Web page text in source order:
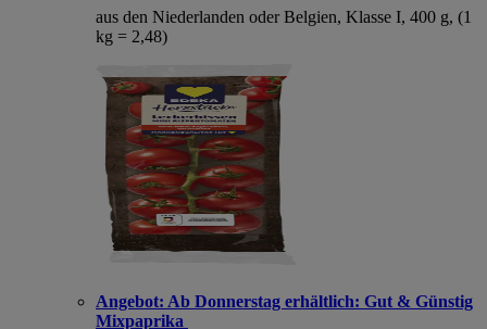
aus den Niederlanden oder Belgien, Klasse I, 400 g, (1
kg = 2,48)
Angebot: Ab Donnerstag erhältlich: Gut & Günstig
Mixpaprika